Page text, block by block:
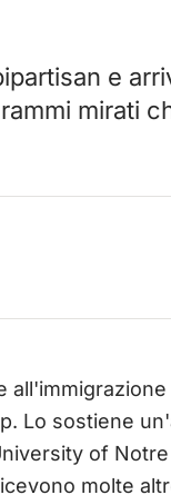
e
mirati
Lo sostiene
of
molte